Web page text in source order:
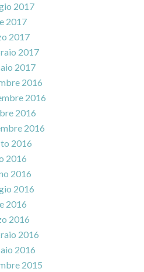
2017
2017
2017
2017
2017
2016
2016
2016
2016
2016
2016
2016
2016
2016
2016
2016
2016
2015